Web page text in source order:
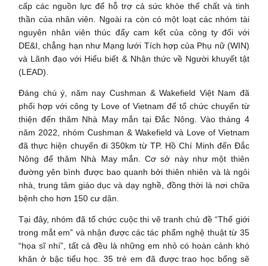
cấp các nguồn lực để hỗ trợ cả sức khỏe thể chất và tinh
thần của nhân viên. Ngoài ra còn có một loạt các nhóm tài
nguyên nhân viên thúc đẩy cam kết của công ty đối với
DE&I, chẳng hạn như Mạng lưới Tích hợp của Phụ nữ (WIN)
và Lãnh đạo với Hiểu biết & Nhận thức về Người khuyết tật
(LEAD).
Đáng chú ý, năm nay Cushman & Wakefield Việt Nam đã
phối hợp với công ty Love of Vietnam để tổ chức chuyến từ
thiện đến thăm Nhà May mắn tại Đắc Nông. Vào tháng 4
năm 2022, nhóm Cushman & Wakefield và Love of Vietnam
đã thực hiện chuyến đi 350km từ TP. Hồ Chí Minh đến Đắc
Nông để thăm Nhà May mắn. Cơ sở này như một thiên
đường yên bình được bao quanh bởi thiên nhiên và là ngôi
nhà, trung tâm giáo dục và dạy nghề, đồng thời là nơi chữa
bệnh cho hơn 150 cư dân.
Tại đây, nhóm đã tổ chức cuộc thi vẽ tranh chủ đề “Thế giới
trong mắt em” và nhận được các tác phẩm nghệ thuật từ 35
“họa sĩ nhí”, tất cả đều là những em nhỏ có hoàn cảnh khó
khăn ở bậc tiểu học. 35 trẻ em đã được trao học bổng sẽ